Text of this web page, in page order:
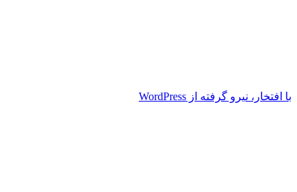
با افتخار، نیرو گرفته از WordPress